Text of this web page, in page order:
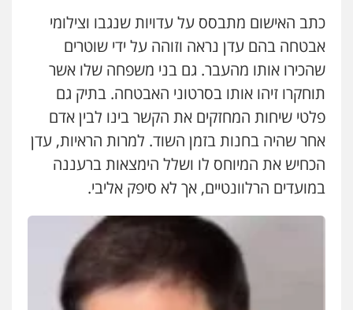
אסירים
0549732303
סלימאן אבו שעירה – משרד עורכי דין
פלילי בטחוני צבאי נזיקין
0547780927
עו"ד אסף גונן
פלילי פשע חמור תעבורה צבא
וחקירות
0542255161
גל דהן – משרד עורך דין פלילי
פשיעה חמורה סמים
וחקירות
0544723840
כתב האישום מתבסס על עדויות שנגבו וצילומי
אבטחה בהם עדן נראה וזוהה על ידי שוטרים
שהכירו אותו מהעבר. גם בני משפחה שלו אשר
תוחקרו זיהו אותו בסרטוני האבטחה. בתיק גם
פלטי שיחות המחזקים את הקשר בינו לבין אדם
אחר שהיה בחנות בזמן השוד. למרות הראיות, עדן
הכחיש את המיוחס לו ושלל הימצאות ברעננה
במועדים הרלוונטיים, אך לא סיפק אליבי.
עו"ד דותן דניאלי
פלילי
כלכלית עורכי דין לענייני אסירים נוער
0542442982
עו"ד שנהב אילון
פלילי פשיעה חמורה חקירות ומעצרים
נוער עורכי דין לענייני אסירים תעבורה
0549475678
עו"ד אורנת קמרון
פלילי עורכי דין לענייני אסירים
משפחה
0505417090